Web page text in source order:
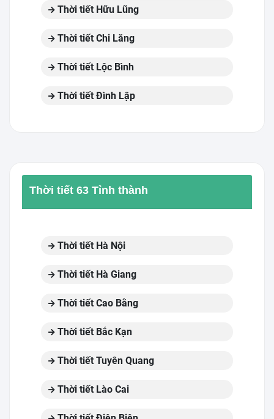
Thời tiết Hữu Lũng
Thời tiết Chi Lăng
Thời tiết Lộc Bình
Thời tiết Đình Lập
Thời tiết 63 Tỉnh thành
Thời tiết Hà Nội
Thời tiết Hà Giang
Thời tiết Cao Bằng
Thời tiết Bắc Kạn
Thời tiết Tuyên Quang
Thời tiết Lào Cai